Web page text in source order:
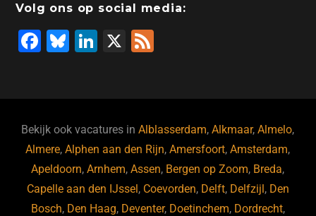
Volg ons op social media:
F
b
o
o
k
Bl
ky
Li
dI
n
X
Bekijk ook vacatures inAlblasserdam,Alkmaar,Almelo,
Almere,Alphen aan den Rijn,Amersfoort,Amsterdam,
Apeldoorn,Arnhem,Assen, Bergen op Zoom, Breda,
Capelle aan den IJssel, Coevorden, Delft, Delfzijl, Den
Bosch, Den Haag, Deventer, Doetinchem, Dordrecht,